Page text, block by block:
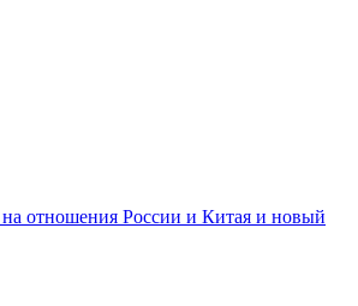
на отношения России и Китая и новый